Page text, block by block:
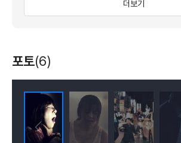
방송 접속자들을 보며 이 모든 상황을 핸드
더보기
포토(6)